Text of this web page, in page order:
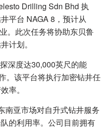
Drilling Sdn Bhd 执
平台 NAGA 8，预计从
。此次任务将协助东贝鲁
计划。
深度达30,000英尺的能
。该平台将执行加密钻井任
率。
南亚市场对自升式钻井服务
的利用率。公司目前拥有